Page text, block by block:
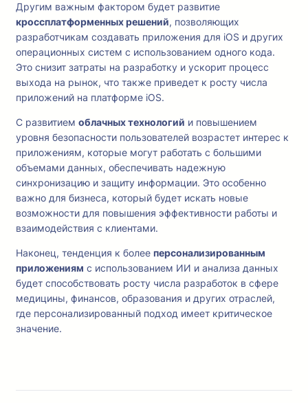
Другим важным фактором будет развитие
кроссплатформенных решений, позволяющих
разработчикам создавать приложения для iOS и других
операционных систем с использованием одного кода.
Это снизит затраты на разработку и ускорит процесс
выхода на рынок, что также приведет к росту числа
приложений на платформе iOS.
С развитием облачных технологий и повышением
уровня безопасности пользователей возрастет интерес к
приложениям, которые могут работать с большими
объемами данных, обеспечивать надежную
синхронизацию и защиту информации. Это особенно
важно для бизнеса, который будет искать новые
возможности для повышения эффективности работы и
взаимодействия с клиентами.
Наконец, тенденция к более персонализированным
приложениям с использованием ИИ и анализа данных
будет способствовать росту числа разработок в сфере
медицины, финансов, образования и других отраслей,
где персонализированный подход имеет критическое
значение.